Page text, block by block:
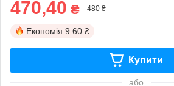
470,40 ₴ 480 ₴
Економія 9.60 ₴
Купити
або